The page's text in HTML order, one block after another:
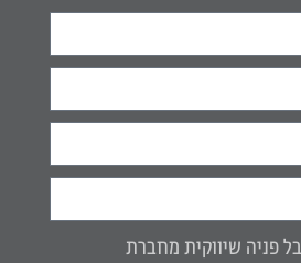
פניה שיווקית מחברת